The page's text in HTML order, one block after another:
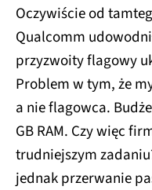
Oczywiście od
Qualcomm
przyzwoity flagowy
Problem w tym, że
a nie flagowca.
GB RAM. Czy więc
trudniejszym
jednak przerwanie